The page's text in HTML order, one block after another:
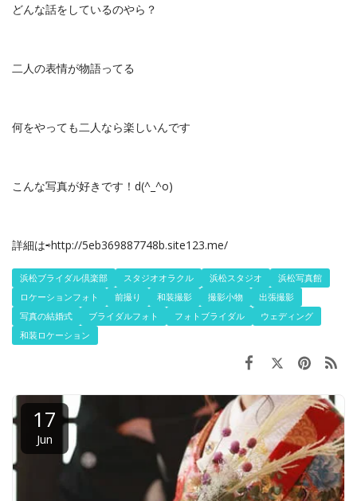
どんな話をしているのやら？
二人の表情が物語ってる
何をやっても二人なら楽しいんです
こんな写真が好きです！d(^_^o)
詳細は⇨http://5eb369887748b.site123.me/
浜松ブライダル倶楽部 スタジオオラクル 浜松スタジオ
浜松写真館
ロケーションフォト
前撮り 和装撮影 撮影小物
出張撮影
写真の結婚式
ブライダルフォト フォトブライダル
ウェディング
和装ロケーション
17
Jun